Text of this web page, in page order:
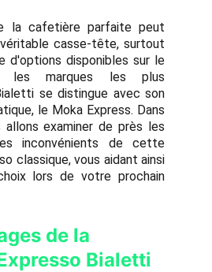
la cafetière parfaite peut
casse-tête, surtout
d'options disponibles sur le
les marques les plus
se distingue avec son
le Moka Express. Dans
examiner de près les
inconvénients de cette
classique, vous aidant ainsi
lors de votre prochain
de la
Bialetti